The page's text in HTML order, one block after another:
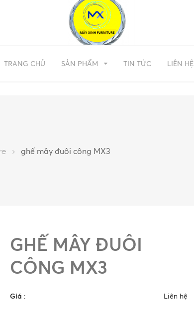
TRANG CHỦ SẢN PHẨM TIN TỨC LIÊN HỆ
ghế mây đuôi công MX3
GHẾ MÂY ĐUÔI
CÔNG MX3
Giá : Liên hệ